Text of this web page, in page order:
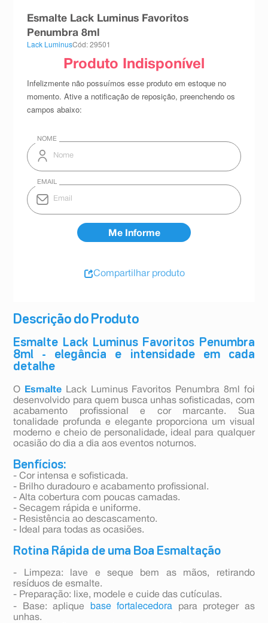
Descrição do Produto
Esmalte Lack Luminus Favoritos Penumbra
8ml - elegância e intensidade em cada
detalhe
O Esmalte
Lack Luminus Favoritos Penumbra 8ml foi
desenvolvido para quem busca unhas sofisticadas, com
acabamento profissional e cor marcante. Sua
tonalidade profunda e elegante proporciona um visual
moderno e cheio de personalidade, ideal para qualquer
ocasião do dia a dia aos eventos noturnos.
Benfícios:
- Cor intensa e sofisticada.
- Brilho duradouro e acabamento profissional.
- Alta cobertura com poucas camadas.
- Secagem rápida e uniforme.
- Resistência ao descascamento.
- Ideal para todas as ocasiões.
Rotina Rápida de uma Boa Esmaltação
- Limpeza: lave e seque bem as mãos, retirando
resíduos de esmalte.
- Preparação: lixe, modele e cuide das cutículas.
- Base: aplique
base fortalecedora
para proteger as
unhas.
Esmalte Lack Luminus Favoritos
Penumbra 8ml
Lack LuminusCód: 29501
Compartilhar produto
teste gravidez
esmalte